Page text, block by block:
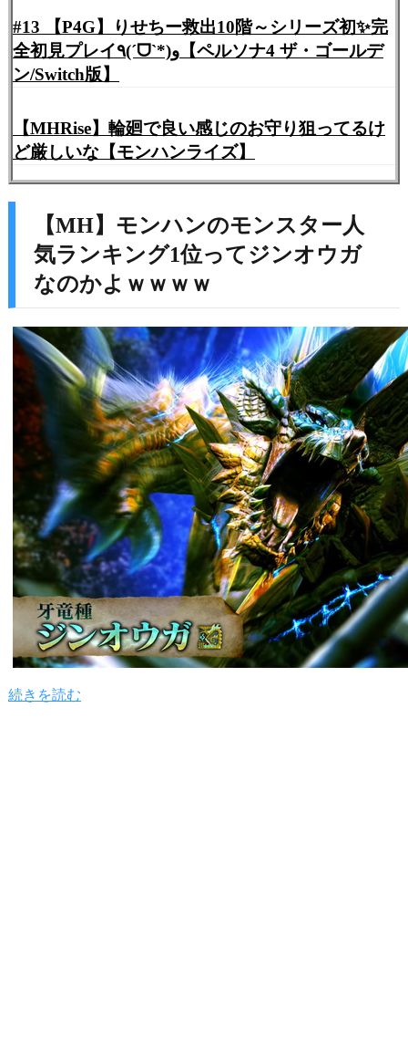
#13 【P4G】りせちー救出10階～シリーズ初✨完
全初見プレイ٩(ˊᗜˋ*)و【ペルソナ4 ザ・ゴールデ
ン/Switch版】
【MHRise】輪廻で良い感じのお守り狙ってるけ
ど厳しいな【モンハンライズ】
【MH】モンハンのモンスター人
気ランキング1位ってジンオウガ
なのかよｗｗｗｗ
続きを読む